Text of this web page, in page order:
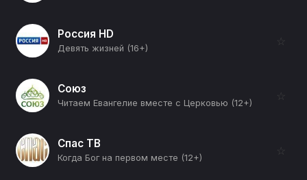
Россия HD
Девять жизней (16+)
☆
Союз
Читаем Евангелие вместе с Церковью (12+)
☆
Спас ТВ
Когда Бог на первом месте (12+)
☆